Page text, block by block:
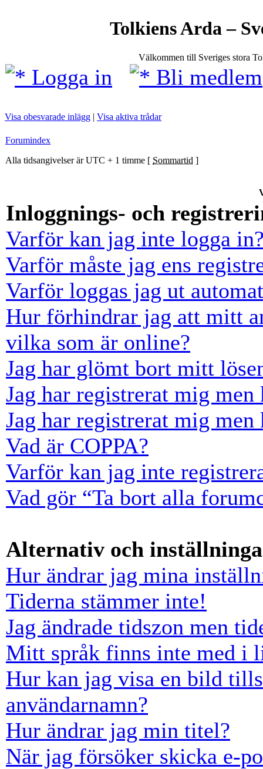
Tolkiens Arda –
Välkommen till Sveriges stora
Logga in Bli medlem
Visa obesvarade inlägg | Visa aktiva trådar
Forumindex
Alla tidsangivelser är UTC + 1 timme [ Sommartid ]
Inloggnings- och
Varför kan jag inte logga
Varför måste jag ens
Varför loggas jag ut
Hur förhindrar jag att mitt
vilka som är online?
Jag har glömt bort mitt
Jag har registrerat mig
Jag har registrerat mig
Vad är COPPA?
Varför kan jag inte
Vad gör “Ta bort alla
Alternativ och
Hur ändrar jag mina
Tiderna stämmer inte!
Jag ändrade tidszon men
Mitt språk finns inte med i
Hur kan jag visa en bild
användarnamn?
Hur ändrar jag min titel?
När jag försöker skicka e-